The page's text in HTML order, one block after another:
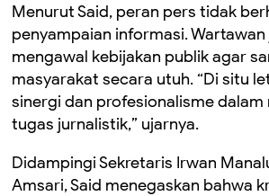
Menurut Said, peran pers tidak
penyampaian informasi.
mengawal kebijakan publik agar
masyarakat secara utuh. “Di situ
sinergi dan profesionalisme dalam
tugas jurnalistik,” ujarnya.
Didampingi Sekretaris Irwan
Amsari, Said menegaskan bahwa